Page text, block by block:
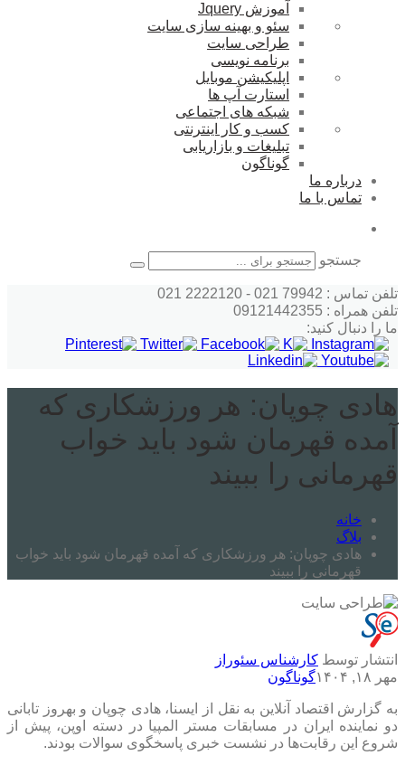
آموزش Jquery
سئو و بهینه سازی سایت
طراحی سایت
برنامه نویسی
اپلیکیشن موبایل
استارت آپ ها
شبکه های اجتماعی
کسب و کار اینترنتی
تبلیغات و بازاریابی
گوناگون
درباره ما
تماس با ما
جستجو
تلفن تماس : 79942 021 - 2222120 021
تلفن همراه : 09121442355
ما را دنبال کنید:
هادی چوپان: هر ورزشکاری که
آمده قهرمان شود باید خواب
قهرمانی را ببیند
خانه
بلاگ
هادی چوپان: هر ورزشکاری که آمده قهرمان شود باید خواب
قهرمانی را ببیند
انتشار توسط کارشناس سئوراز
مهر ۱۸, ۱۴۰۴
گوناگون
به گزارش اقتصاد آنلاین به نقل از ایسنا، هادی چوپان و بهروز تابانی
دو نماینده ایران در مسابقات مستر المپیا در دسته اوپن، پیش از
شروع این رقابت‌ها در نشست خبری پاسخگوی سوالات بودند.